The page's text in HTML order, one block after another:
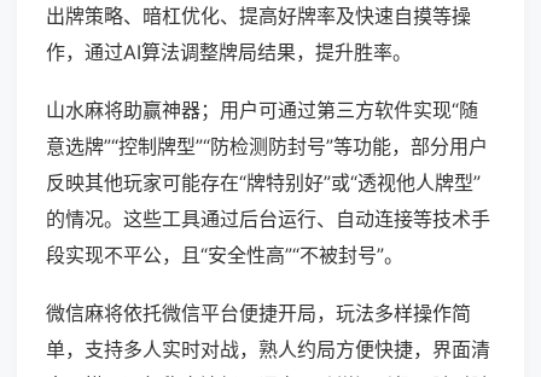
出牌策略、暗杠优化、提高好牌率及快速自摸等操
作，通过AI算法调整牌局结果，提升胜率。
山水麻将助赢神器；用户可通过第三方软件实现“随
意选牌”“控制牌型”“防检测防封号”等功能，部分用户
反映其他玩家可能存在“牌特别好”或“透视他人牌型”
的情况。这些工具通过后台运行、自动连接等技术手
段实现不平公，且“安全性高”“不被封号”。
微信麻将依托微信平台便捷开局，玩法多样操作简
单，支持多人实时对战，熟人约局方便快捷，界面清